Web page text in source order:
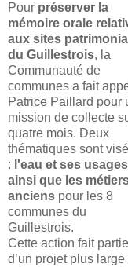
Pour préserver la
mémoire orale
aux sites
du Guillestrois, la
Communauté de
communes a fait
Patrice Paillard pour
mission de collecte
quatre mois. Deux
thématiques sont
: l'eau et ses usages
ainsi que les
anciens pour les 8
communes du
Guillestrois.
Cette action fait partie
d’un projet plus large